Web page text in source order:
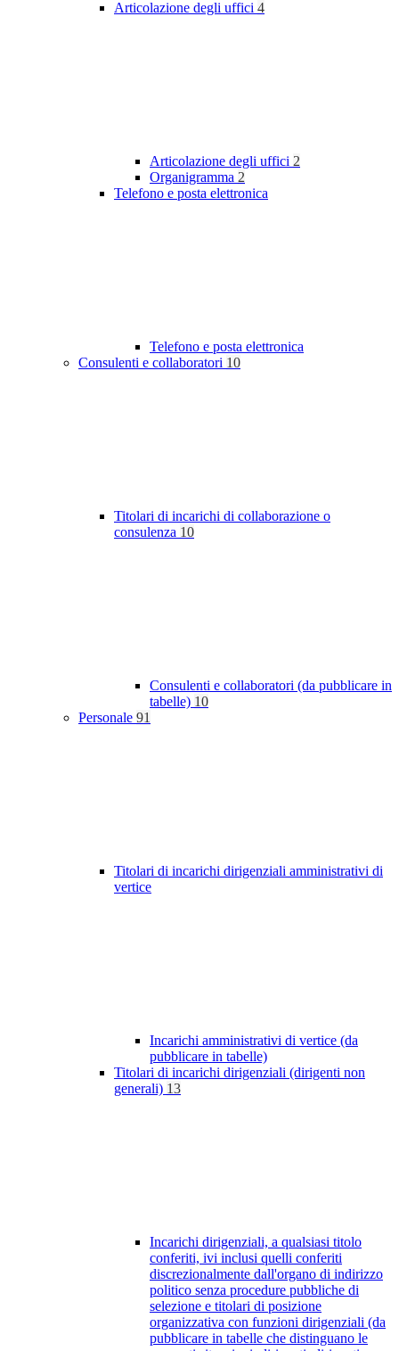
Articolazione degli uffici 4
Articolazione degli uffici 2
Organigramma 2
Telefono e posta elettronica
Telefono e posta elettronica
Consulenti e collaboratori 10
Titolari di incarichi di collaborazione o
consulenza 10
Consulenti e collaboratori (da pubblicare in
tabelle) 10
Personale 91
Titolari di incarichi dirigenziali amministrativi di
vertice
Incarichi amministrativi di vertice (da
pubblicare in tabelle)
Titolari di incarichi dirigenziali (dirigenti non
generali) 13
Incarichi dirigenziali, a qualsiasi titolo
conferiti, ivi inclusi quelli conferiti
discrezionalmente dall'organo di indirizzo
politico senza procedure pubbliche di
selezione e titolari di posizione
organizzativa con funzioni dirigenziali (da
pubblicare in tabelle che distinguano le